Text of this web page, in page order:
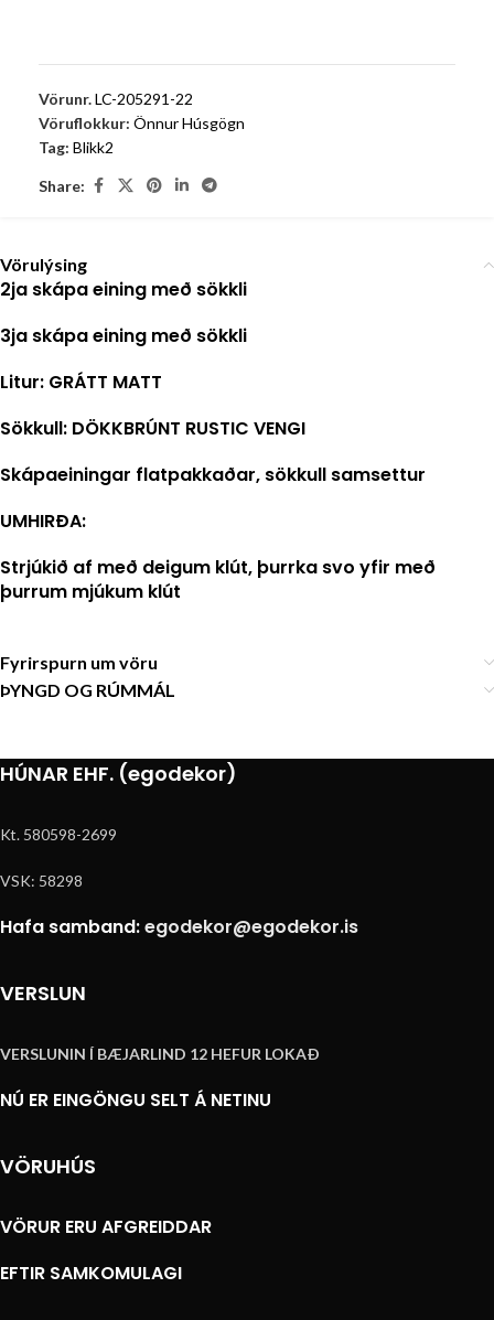
Vörunr.LC-205291-22
Vöruflokkur: Önnur Húsgögn
Tag: Blikk2
Share:
Vörulýsing
2ja skápa eining með sökkli
3ja skápa eining með sökkli
Litur: GRÁTT MATT
Sökkull: DÖKKBRÚNT RUSTIC VENGI
Skápaeiningar flatpakkaðar, sökkull samsettur
UMHIRÐA:
Strjúkið af með deigum klút, þurrka svo yfir með
þurrum mjúkum klút
Fyrirspurn um vöru
ÞYNGD OG RÚMMÁL
HÚNAR EHF. (egodekor)
Kt. 580598-2699
VSK: 58298
Hafa samband:egodekor@egodekor.is
VERSLUN
VERSLUNIN Í BÆJARLIND 12 HEFUR LOKAÐ
NÚ ER EINGÖNGU SELT Á NETINU
VÖRUHÚS
VÖRUR ERU AFGREIDDAR
EFTIR SAMKOMULAGI